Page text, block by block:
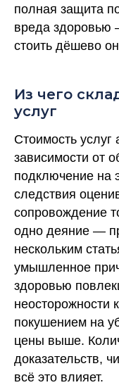
полная защита
вреда здоровью
стоить дёшево
Из чего
услуг
Стоимость услуг
зависимости от
подключение на
следствия
сопровождение
одно деяние —
нескольким
умышленное
здоровью
неосторожности
покушением на
цены выше.
доказательств,
всё это влияет.